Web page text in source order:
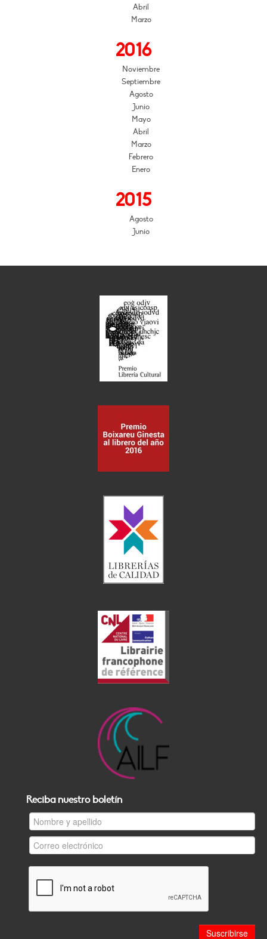
Abril
Marzo
2016
Noviembre
Septiembre
Agosto
Junio
Mayo
Abril
Marzo
Febrero
Enero
2015
Agosto
Junio
Reciba nuestro boletín